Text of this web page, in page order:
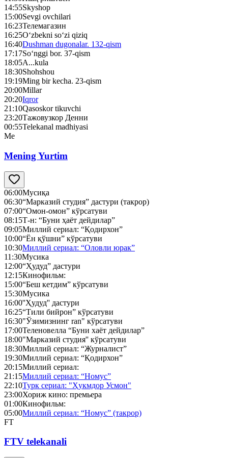
14:55Skyshop
15:00Sevgi ovchilari
16:23Телемагазин
16:25O‘zbekni so‘zi qiziq
16:40Dushman dugonalar. 132-qism
17:17So‘nggi bor. 37-qism
18:05A...kula
18:30Shohshou
19:19Ming bir kecha. 23-qism
20:00Millar
20:20Iqror
21:10Qasoskor tikuvchi
23:20Тажовузкор Денни
00:55Telekanal madhiyasi
Me
Mening Yurtim
06:00Мусиқа
06:30“Марказий студия” дастури (такрор)
07:00“Омон-омон” кўрсатуви
08:15Т-н: “Буни ҳаёт дейдилар”
09:05Миллий сериал: “Қодирхон”
10:00“Ён қўшни” кўрсатуви
10:30Миллий сериал: “Оловли юрак”
11:30Мусика
12:00“Ҳудуд” дастури
12:15Кинофильм:
15:00“Беш кетдим” кўрсатуви
15:30Мусика
16:00''Ҳудуд'' дастури
16:25“Тили бийрон” кўрсатуви
16:30"Ўзимизнинг ran" кўрсатуви
17:00Теленовелла “Буни хаёт дейдилар”
18:00"Марказий студия'' кўрсатуви
18:30Миллий сериал: “Журналист”
19:30Миллий сериал: “Қодирхон”
20:15Миллий сериал:
21:15Миллий сериал: “Номус”
22:10Турк сериал: "Ҳукмдор Усмон"
23:00Хориж кино: премьера
01:00Кинофильм:
05:00Миллий сериал: “Номус” (такрор)
FT
FTV telekanali